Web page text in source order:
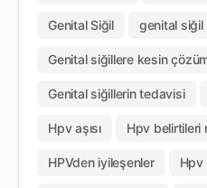
Genital Siğil genital siğil
Genital siğillere kesin
Genital siğillerin tedavisi
Hpv aşısı Hpv belirtileri
HPVden iyileşenler Hpv